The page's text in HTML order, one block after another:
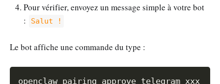
Pour vérifier, envoyez un message simple à votre bot
:
Salut !
Le bot affiche une commande du type :